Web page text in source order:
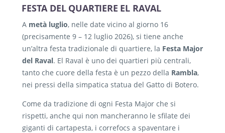
FESTA DEL QUARTIERE EL RAVAL
A metà luglio, nelle date vicino al giorno 16
(precisamente 9 – 12 luglio 2026), si tiene anche
un’altra festa tradizionale di quartiere, la Festa Major
del Raval. El Raval è uno dei quartieri più centrali,
tanto che cuore della festa è un pezzo della Rambla,
nei pressi della simpatica statua del Gatto di Botero.
Come da tradizione di ogni Festa Major che si
rispetti, anche qui non mancheranno le sfilate dei
giganti di cartapesta, i correfocs a spaventare i